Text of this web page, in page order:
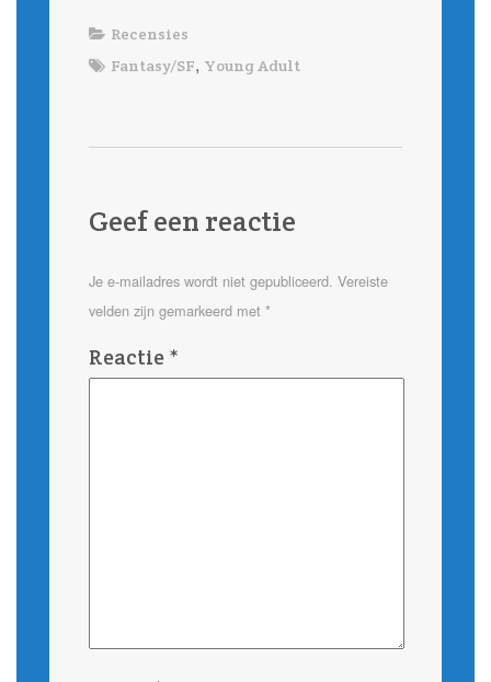
Recensies
Fantasy/SF, Young Adult
Geef een reactie
Je e-mailadres wordt niet gepubliceerd. Vereiste
velden zijn gemarkeerd met *
Reactie *